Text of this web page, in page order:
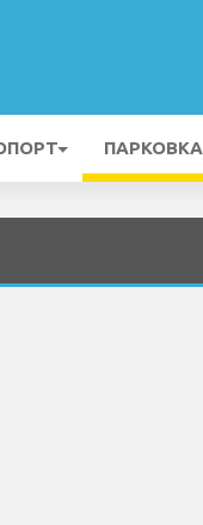
ПАРКОВКА